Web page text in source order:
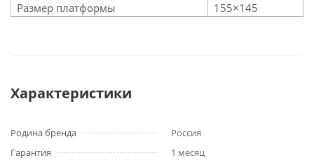
Размер платформы
155×145
Характеристики
Родина бренда
Россия
Гарантия
1 месяц